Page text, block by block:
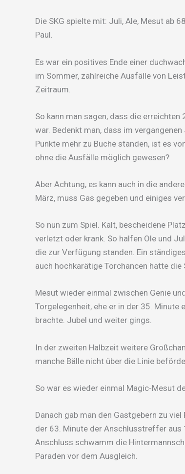
Die SKG spielte mit: Juli, Ale, Mesut ab
Paul.
Es war ein positives Ende einer
im Sommer, zahlreiche Ausfälle von
Zeitraum.
So kann man sagen, dass die
war. Bedenkt man, dass im
Punkte mehr zu Buche standen, ist es
ohne die Ausfälle möglich gewesen?
Aber Achtung, es kann auch in die
März, muss Gas gegeben und einiges
So nun zum Spiel. Kalt, bescheidene
verletzt oder krank. So halfen Ole und
die zur Verfügung standen. Ein
auch hochkarätige Torchancen hatte die
Mesut wieder einmal zwischen Genie
Torgelegenheit, ehe er in der 35. Minute
brachte. Jubel und weiter gings.
In der zweiten Halbzeit weitere
manche Bälle nicht über die Linie
So war es wieder einmal Magic-Mesut
Danach gab man den Gastgebern zu
der 63. Minute der Anschlusstreffer aus
Anschluss schwamm die
Paraden vor dem Ausgleich.